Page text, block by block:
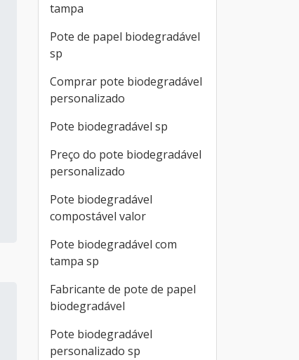
tampa
Pote de papel biodegradável
sp
Comprar pote biodegradável
personalizado
Pote biodegradável sp
Preço do pote biodegradável
personalizado
Pote biodegradável
compostável valor
Pote biodegradável com
tampa sp
Fabricante de pote de papel
biodegradável
Pote biodegradável
personalizado sp